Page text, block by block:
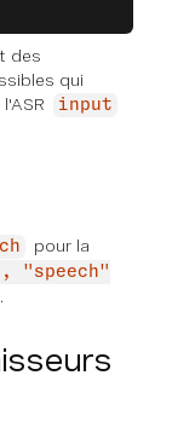
des
qui
input
pour la
"speech"
.